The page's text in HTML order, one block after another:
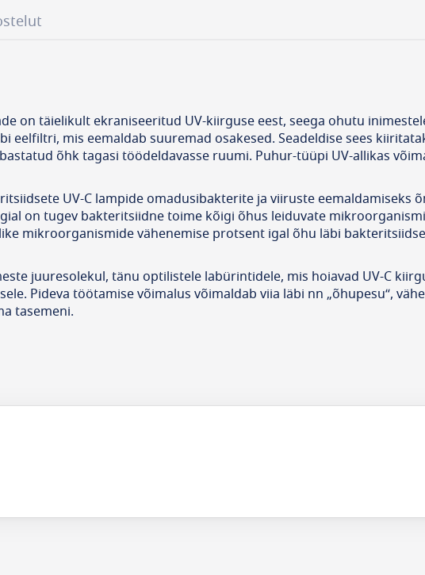
on täielikult ekraniseeritud UV-kiirguse eest, seega ohutu
eelfiltri, mis eemaldab suuremad osakesed. Seadeldise sees
õhk tagasi töödeldavasse ruumi. Puhur-tüüpi UV-allikas
UV-C lampide omadusibakterite ja viiruste eemaldamiseks
on tugev bakteritsiidne toime kõigi õhus leiduvate
mikroorganismide vähenemise protsent igal õhu läbi
juuresolekul, tänu optilistele labürintidele, mis hoiavad UV-C
Pideva töötamise võimalus võimaldab viia läbi nn „õhupesu“,
tasemeni.